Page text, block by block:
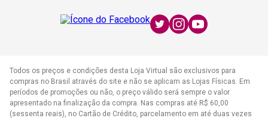
Todos os preços e condições desta Loja Virtual são exclusivos para
compras no Brasil através do site e não se aplicam as Lojas Físicas. Em
períodos de promoções ou não, o preço válido será sempre o valor
apresentado na finalização da compra. Nas compras até R$ 60,00
(sessenta reais), no Cartão de Crédito, parcelamento em até duas vezes